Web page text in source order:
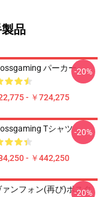
品
パーカー
- ￥724,275
-20%
Tシャツ
- ￥442,250
-20%
ァンフォン(再び)ポスタ
-20%